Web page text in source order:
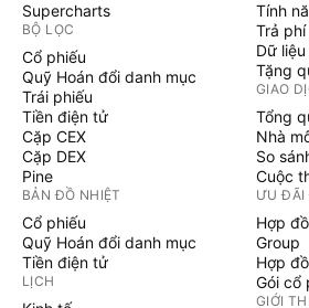
Supercharts
BỘ LỌC
Cổ phiếu
Quỹ Hoán đổi danh mục
Trái phiếu
Tiền điện tử
Cặp CEX
Cặp DEX
Pine
BẢN ĐỒ NHIỆT
Cổ phiếu
Quỹ Hoán đổi danh mục
Tiền điện tử
LỊCH
Tính
Trả phí
Dữ
Tặng
GIAO
Tổng
Nhà
So
Cuộc
ƯU ĐÃI
Hợp
Group
Hợp
Gói cổ
GIỚI